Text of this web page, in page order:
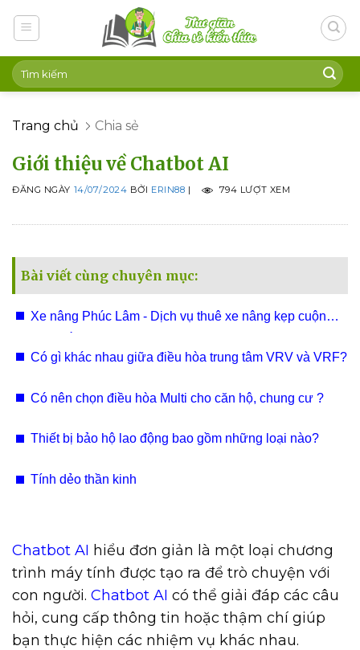
Trang chủ Chia sẻ
Giới thiệu về Chatbot AI
ĐĂNG NGÀY 14/07/2024 BỞI ERIN88 | 794 LƯỢT XEM
Bài viết cùng chuyên mục:
Xe nâng Phúc Lâm - Dịch vụ thuê xe nâng kẹp cuộn
Có gì khác nhau giữa điều hòa trung tâm VRV và VRF?
Có nên chọn điều hòa Multi cho căn hộ, chung cư ?
Thiết bị bảo hộ lao động bao gồm những loại nào?
Tính dẻo thần kinh
Chatbot AI hiểu đơn giản là một loại chương
trình máy tính được tạo ra để trò chuyện với
con người. Chatbot AI có thể giải đáp các câu
hỏi, cung cấp thông tin hoặc thậm chí giúp
bạn thực hiện các nhiệm vụ khác nhau.